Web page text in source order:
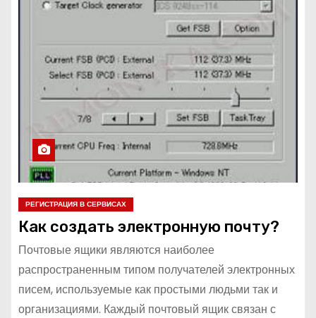
РЕГИСТРАЦИЯ В СЕРВИСАХ
Как создать электронную почту?
Почтовые ящики являются наиболее
распространенным типом получателей электронных
писем, используемые как простыми людьми так и
организациями. Каждый почтовый ящик связан с